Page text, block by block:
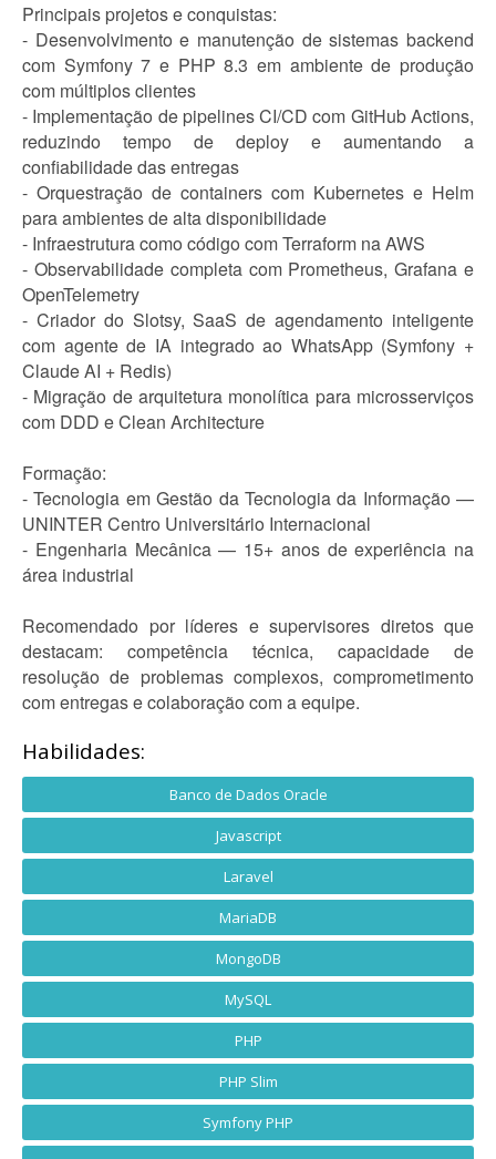
Principais projetos e conquistas:
- Desenvolvimento e manutenção de sistemas backend
com Symfony 7 e PHP 8.3 em ambiente de produção
com múltiplos clientes
- Implementação de pipelines CI/CD com GitHub Actions,
reduzindo tempo de deploy e aumentando a
confiabilidade das entregas
- Orquestração de containers com Kubernetes e Helm
para ambientes de alta disponibilidade
- Infraestrutura como código com Terraform na AWS
- Observabilidade completa com Prometheus, Grafana e
OpenTelemetry
- Criador do Slotsy, SaaS de agendamento inteligente
com agente de IA integrado ao WhatsApp (Symfony +
Claude AI + Redis)
- Migração de arquitetura monolítica para microsserviços
com DDD e Clean Architecture
Formação:
- Tecnologia em Gestão da Tecnologia da Informação —
UNINTER Centro Universitário Internacional
- Engenharia Mecânica — 15+ anos de experiência na
área industrial
Recomendado por líderes e supervisores diretos que
destacam: competência técnica, capacidade de
resolução de problemas complexos, comprometimento
com entregas e colaboração com a equipe.
Habilidades:
Banco de Dados Oracle
Javascript
Laravel
MariaDB
MongoDB
MySQL
PHP
PHP Slim
Symfony PHP